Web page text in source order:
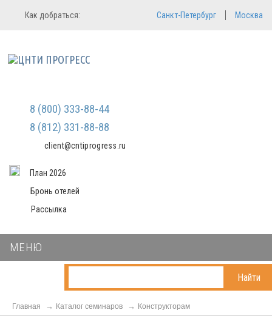
Регистрация
Мы не передаем ваши данные
третьим лицам и не рассылаем
Вход в систему
Как добраться: Санкт-Петербург Москва
8 (800) 333-88-44
8 (812) 331-88-88
client@cntiprogress.ru
План 2026
Бронь отелей
Рассылка
МЕНЮ
Найти
Главная Каталог семинаров Конструкторам